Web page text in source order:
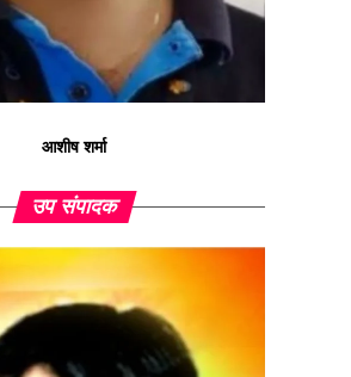
आशीष शर्मा
उप संपादक